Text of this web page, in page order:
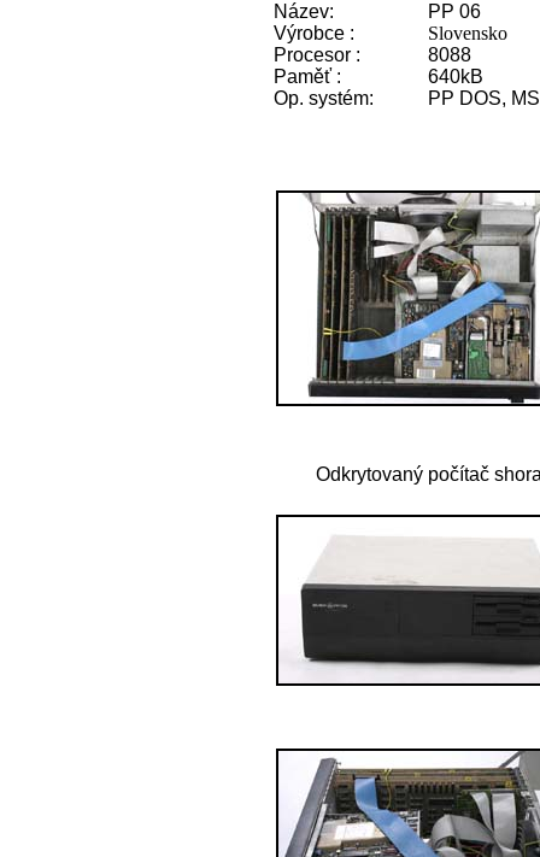
Název:
Výrobce :
Procesor :
Paměť :
Op. systém:
PP 06
Slovensko
8088
640kB
PP DOS,
Odkrytovaný počítač